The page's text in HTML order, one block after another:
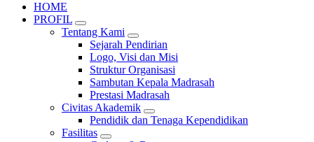
HOME
PROFIL
Tentang Kami
Sejarah Pendirian
Logo, Visi dan Misi
Struktur Organisasi
Sambutan Kepala Madrasah
Prestasi Madrasah
Civitas Akademik
Pendidik dan Tenaga Kependidikan
Fasilitas